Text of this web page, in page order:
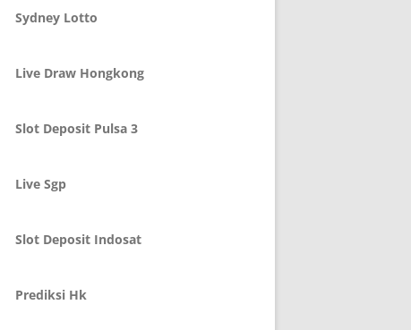
Sydney Lotto
Live Draw Hongkong
Slot Deposit Pulsa 3
Live Sgp
Slot Deposit Indosat
Prediksi Hk